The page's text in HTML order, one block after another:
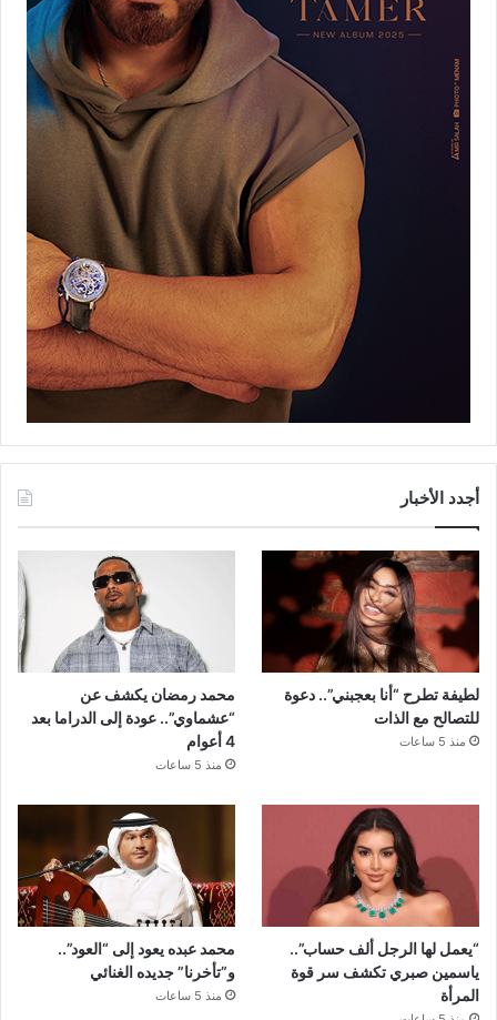
أجدد الأخبار
لطيفة تطرح “أنا بعجبني”.. دعوة
للتصالح مع الذات
منذ 5 ساعات
محمد رمضان يكشف عن
“عشماوي”.. عودة إلى الدراما بعد
4 أعوام
منذ 5 ساعات
“يعمل لها الرجل ألف حساب”..
ياسمين صبري تكشف سر قوة
المرأة
محمد عبده يعود إلى “العود”..
و”تأخرنا” جديده الغنائي
منذ 5 ساعات